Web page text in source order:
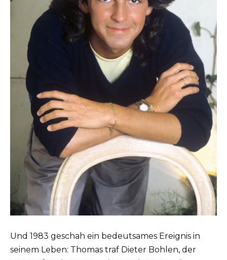
Und 1983 geschah ein bedeutsames Ereignis in
seinem Leben: Thomas traf Dieter Bohlen, der